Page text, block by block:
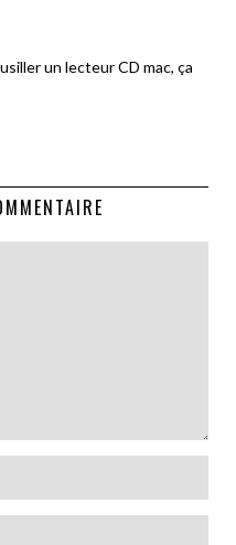
un lecteur CD mac, ça